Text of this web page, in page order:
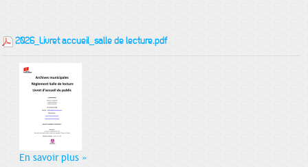
2026_Livret accueil_salle de lecture.pdf
En savoir plus »